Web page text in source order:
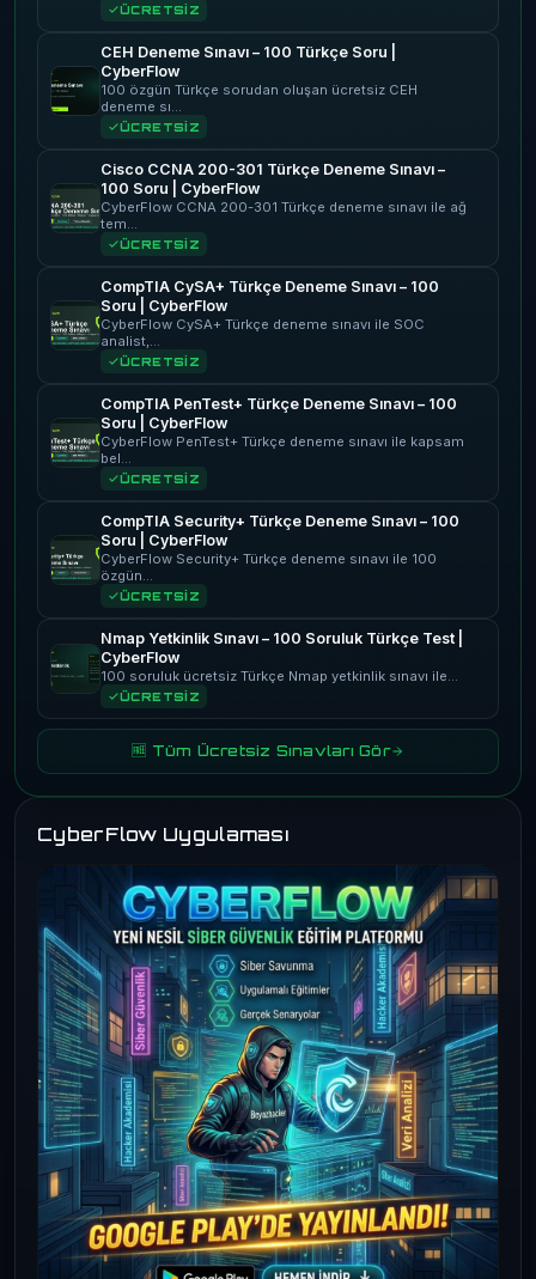
ÜCRETSİZ
CEH Deneme Sınavı – 100 Türkçe Soru |
CyberFlow
100 özgün Türkçe sorudan oluşan ücretsiz CEH
deneme sı…
ÜCRETSİZ
Cisco CCNA 200-301 Türkçe Deneme Sınavı –
100 Soru | CyberFlow
CyberFlow CCNA 200-301 Türkçe deneme sınavı ile ağ
tem…
ÜCRETSİZ
CompTIA CySA+ Türkçe Deneme Sınavı – 100
Soru | CyberFlow
CyberFlow CySA+ Türkçe deneme sınavı ile SOC
analist,…
ÜCRETSİZ
CompTIA PenTest+ Türkçe Deneme Sınavı – 100
Soru | CyberFlow
CyberFlow PenTest+ Türkçe deneme sınavı ile kapsam
bel…
ÜCRETSİZ
CompTIA Security+ Türkçe Deneme Sınavı – 100
Soru | CyberFlow
CyberFlow Security+ Türkçe deneme sınavı ile 100
özgün…
ÜCRETSİZ
Nmap Yetkinlik Sınavı – 100 Soruluk Türkçe Test |
CyberFlow
100 soruluk ücretsiz Türkçe Nmap yetkinlik sınavı ile…
ÜCRETSİZ
🆓 Tüm Ücretsiz Sınavları Gör
CyberFlow Uygulaması